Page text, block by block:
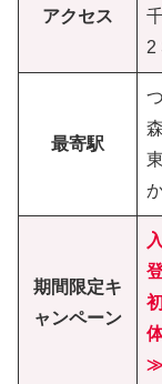
アクセス
2
最寄駅
期間限定キ
ャンペーン